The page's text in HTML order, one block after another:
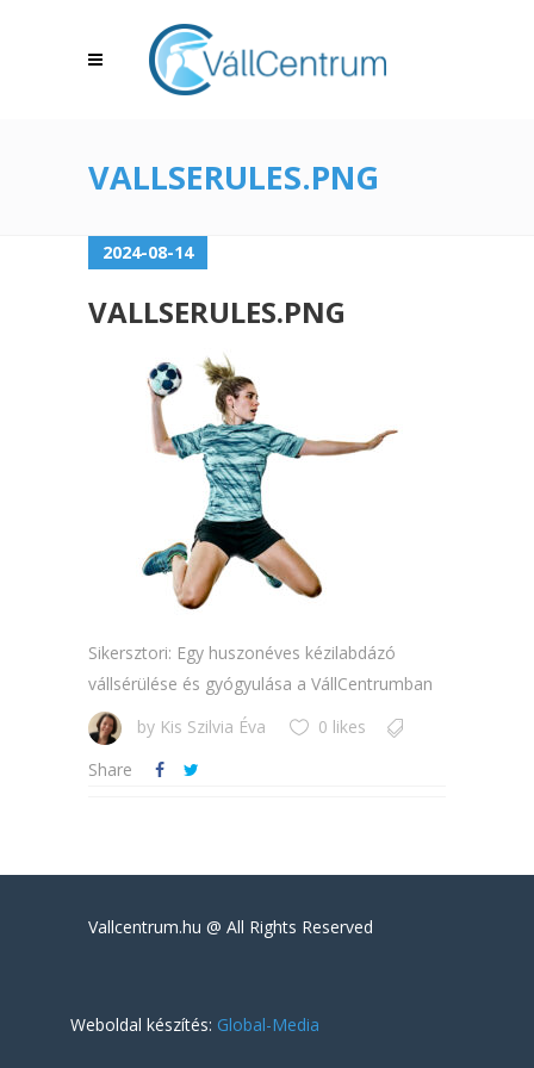
VALLSERULES.PNG
2024-08-14
VALLSERULES.PNG
Sikersztori: Egy huszonéves kézilabdázó
vállsérülése és gyógyulása a VállCentrumban
by Kis Szilvia Éva
0 likes
Share
Vallcentrum.hu @ All Rights Reserved
Weboldal készítés: Global-Media